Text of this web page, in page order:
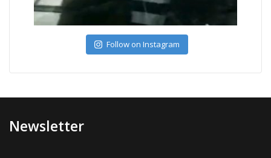
Follow on Instagram
Newsletter